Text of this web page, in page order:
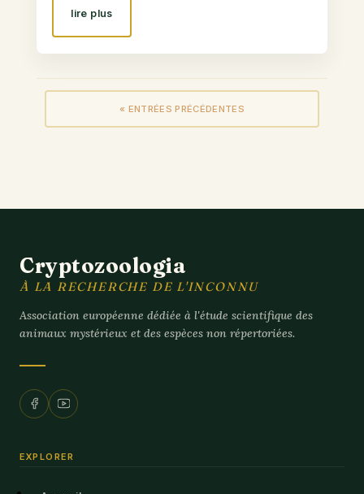
lire plus
« ENTRÉES PRÉCÉDENTES
Cryptozoologia
À LA RECHERCHE DE L'INCONNU
Association européenne dédiée à l'étude scientifique des
animaux mystérieux et des espèces non répertoriées.
EXPLORER